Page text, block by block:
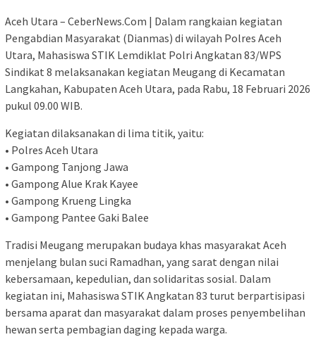
Aceh Utara – CeberNews.Com | Dalam rangkaian kegiatan
Pengabdian Masyarakat (Dianmas) di wilayah Polres Aceh
Utara, Mahasiswa STIK Lemdiklat Polri Angkatan 83/WPS
Sindikat 8 melaksanakan kegiatan Meugang di Kecamatan
Langkahan, Kabupaten Aceh Utara, pada Rabu, 18 Februari 2026
pukul 09.00 WIB.
Kegiatan dilaksanakan di lima titik, yaitu:
• Polres Aceh Utara
• Gampong Tanjong Jawa
• Gampong Alue Krak Kayee
• Gampong Krueng Lingka
• Gampong Pantee Gaki Balee
Tradisi Meugang merupakan budaya khas masyarakat Aceh
menjelang bulan suci Ramadhan, yang sarat dengan nilai
kebersamaan, kepedulian, dan solidaritas sosial. Dalam
kegiatan ini, Mahasiswa STIK Angkatan 83 turut berpartisipasi
bersama aparat dan masyarakat dalam proses penyembelihan
hewan serta pembagian daging kepada warga.